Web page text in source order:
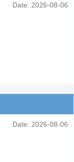
Date: 2026-08-06
Date: 2026-08-06